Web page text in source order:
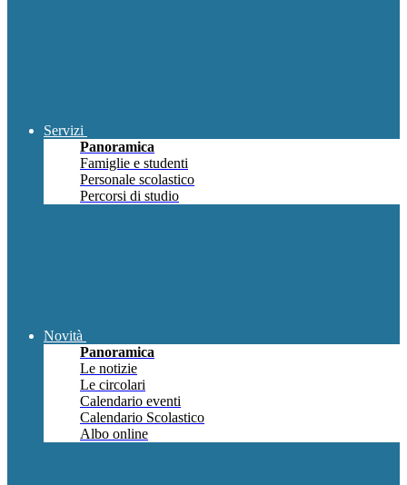
Servizi
Panoramica
Famiglie e studenti
Personale scolastico
Percorsi di studio
Novità
Panoramica
Le notizie
Le circolari
Calendario eventi
Calendario Scolastico
Albo online